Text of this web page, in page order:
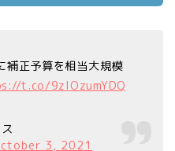
補正予算を相当大規模
t.co/9zlOzumYDQ
3, 2021